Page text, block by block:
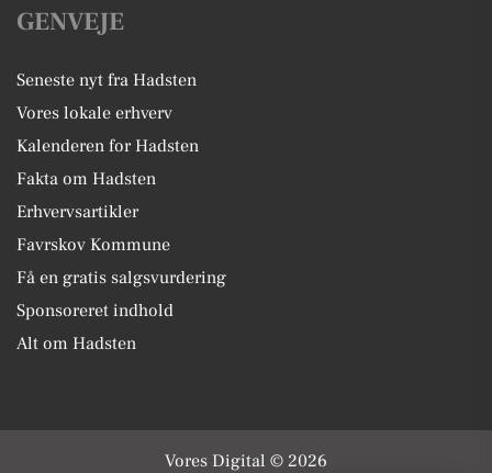
GENVEJE
Seneste nyt fra Hadsten
Vores lokale erhverv
Kalenderen for Hadsten
Fakta om Hadsten
Erhvervsartikler
Favrskov Kommune
Få en gratis salgsvurdering
Sponsoreret indhold
Alt om Hadsten
Vores Digital © 2026